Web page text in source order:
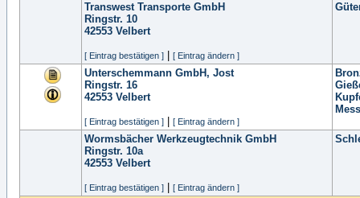
Transwest Transporte GmbH
Ringstr. 10
42553 Velbert
[ Eintrag bestätigen ] [ Eintrag ändern ]
Unterschemmann GmbH, Jost
Ringstr. 16
42553 Velbert
[ Eintrag bestätigen ] [ Eintrag ändern ]
Wormsbächer Werkzeugtechnik GmbH
Ringstr. 10a
42553 Velbert
[ Eintrag bestätigen ] [ Eintrag ändern ]